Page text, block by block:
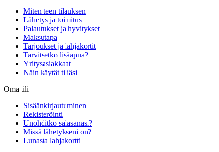
Miten teen tilauksen
Lähetys ja toimitus
Palautukset ja hyvitykset
Maksutapa
Tarjoukset ja lahjakortit
Tarvitsetko lisäapua?
Yritysasiakkaat
Näin käytät tiliäsi
Oma tili
Sisäänkirjautuminen
Rekisteröinti
Unohditko salasanasi?
Missä lähetykseni on?
Lunasta lahjakortti